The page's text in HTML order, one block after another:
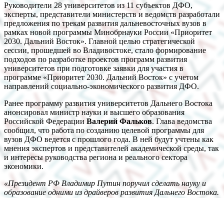
Руководители 28 университетов из 11 субъектов ДФО,
эксперты, представители министерств и ведомств разработали
предложения по трекам развития дальневосточных вузов в
рамках новой программы Минобрнауки России «Приоритет
2030. Дальний Восток». Главной целью стратегической
сессии, прошедшей во Владивостоке, стало формирование
подходов по разработке проектов программ развития
университетов при подготовке заявки для участия в
программе «Приоритет 2030. Дальний Восток» с учетом
направлений социально-экономического развития ДФО.
Ранее программу развития университетов Дальнего Востока
анонсировал министр науки и высшего образования
Российской Федерации Валерий Фальков. Глава ведомства
сообщил, что работа по созданию целевой программы для
вузов ДФО ведется с прошлого года. В ней будут учтены как
мнения экспертов и представителей академической среды, так
и интересы руководства региона и реального сектора
экономики.
«Президент РФ Владимир Путин поручил сделать науку и
образование одними из драйверов развития Дальнего Востока.